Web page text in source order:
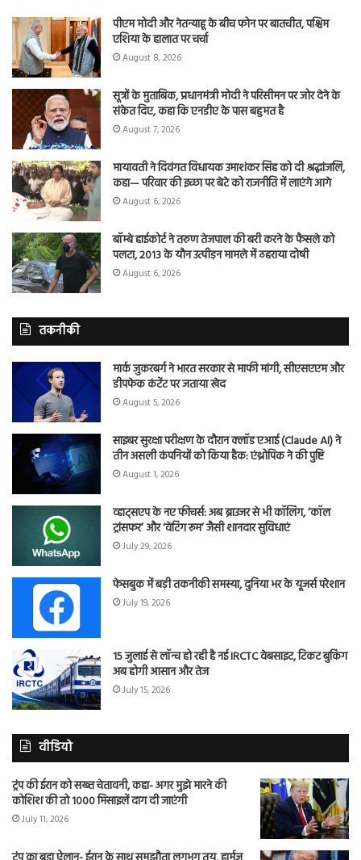
पीएम मोदी और नेतन्याहू के बीच फोन पर बातचीत, पश्चिम
एशिया के हालात पर चर्चा
August 8, 2026
सूत्रों के मुताबिक, प्रधानमंत्री मोदी ने परिसीमन पर जोर देने के
संकेत दिए, कहा कि एनडीए के पास बहुमत है
August 7, 2026
मायावती ने दिवंगत विधायक उमाशंकर सिंह को दी श्रद्धांजलि,
कहा— परिवार की इच्छा पर बेटे को राजनीति में लाएंगे आगे
August 6, 2026
बॉम्बे हाईकोर्ट ने तरुण तेजपाल की बरी करने के फैसले को
पलटा, 2013 के यौन उत्पीड़न मामले में ठहराया दोषी
August 6, 2026
तकनीकी
मार्क जुकरबर्ग ने भारत सरकार से माफी मांगी, सीएसएएम और
डीपफेक कंटेंट पर जताया खेद
August 5, 2026
साइबर सुरक्षा परीक्षण के दौरान क्लॉड एआई (Claude AI) ने
तीन असली कंपनियों को किया हैक: एंथ्रोपिक ने की पुष्टि
August 1, 2026
व्हाट्सएप के नए फीचर्स: अब ब्राउजर से भी कॉलिंग, ‘कॉल
ट्रांसफर’ और ‘वेटिंग रूम’ जैसी शानदार सुविधाएं
July 29, 2026
फेसबुक में बड़ी तकनीकी समस्या, दुनिया भर के यूजर्स परेशान
July 19, 2026
15 जुलाई से लॉन्च हो रही है नई IRCTC वेबसाइट, टिकट बुकिंग
अब होगी आसान और तेज
July 15, 2026
वीडियो
ट्रंप की ईरान को सख्त चेतावनी, कहा- अगर मुझे मारने की
कोशिश की तो 1000 मिसाइलें दाग दी जाएंगी
July 11, 2026